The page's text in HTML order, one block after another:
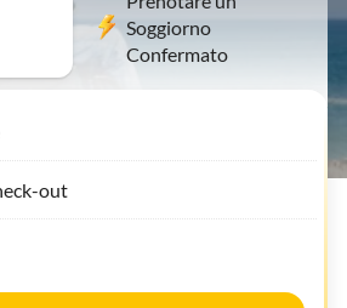
Soggiorno
Confermato
out